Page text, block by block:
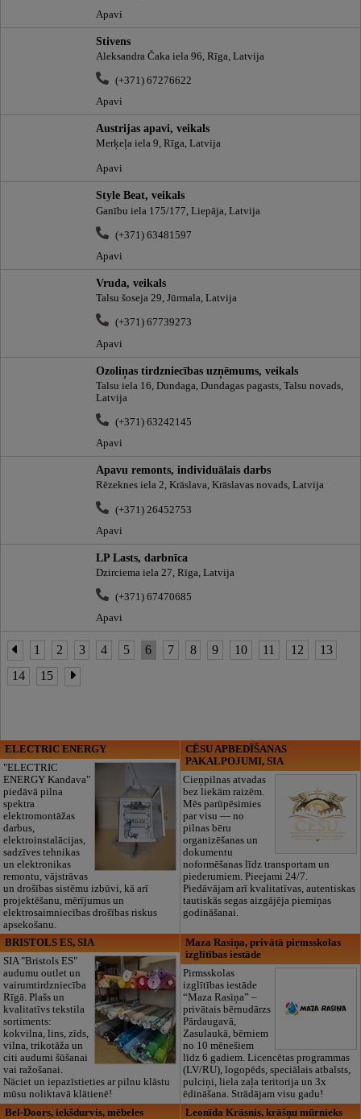
Apavi
Stivens
Aleksandra Čaka iela 96, Rīga, Latvija
(+371) 67276622
Apavi
Austrijas apavi, veikals
Merķeļa iela 9, Rīga, Latvija
Apavi
Style Beat, veikals
Ganību iela 175/177, Liepāja, Latvija
(+371) 63481597
Apavi
Vruda, veikals
Talsu šoseja 29, Jūrmala, Latvija
(+371) 67739273
Apavi
Ozoliņas tirdzniecības uzņēmums, veikals
Talsu iela 16, Dundaga, Dundagas pagasts, Talsu novads,
Latvija
(+371) 63242145
Apavi
Apavu remonts, individuālais darbs
Rēzeknes iela 2, Krāslava, Krāslavas novads, Latvija
(+371) 26452753
Apavi
LP Lasts, darbnīca
Dzirciema iela 27, Rīga, Latvija
(+371) 67470685
Apavi
1 2 3 4 5 6 7 8 9 10 11 12
13
14
15
ELECTRIC ENERGY
"ELECTRIC
ENERGY Kandava"
piedāvā pilna
spektra
elektromontāžas
darbus,
elektroinstalācijas,
sadzīves tehnikas
un elektronikas
remontu, vājstrāvas
un drošības sistēmu izbūvi, kā arī
projektēšanu, mērījumus un
elektrosaimniecības drošības riskus
apsekošanu.
CĒSU APBEDĪŠANAS
PAKALPOJUMI, SIA
Cieņpilnas atvadas
bez liekām raizēm.
Mēs parūpēsimies
par visu — no
pilnas bēru
organizēšanas un
dokumentu
noformēšanas līdz transportam un
piederumiem. Pieejami 24/7.
Piedāvājam arī kvalitatīvas, autentiskas
tautiskās segas aizgājēja piemiņas
godināšanai.
BRISTOLS ES, SIA
SIA "Bristols ES"
audumu outlet un
vairumtirdzniecība
Rīgā. Plašs un
kvalitatīvs tekstila
sortiments:
kokvilna, lins, zīds,
vilna, trikotāža un
citi audumi šūšanai
vai ražošanai.
Nāciet un iepazīstieties ar pilnu klāstu
mūsu noliktavā klātienē!
Maza Rasiņa, privātā pirmsskolas
izglītības iestāde
Pirmsskolas
izglītības iestāde
“Maza Rasiņa” –
privātais bērnudārzs
Pārdaugavā,
Zasulaukā, bērniem
no 10 mēnešiem
līdz 6 gadiem. Licencētas programmas
(LV/RU), logopēds, speciālais atbalsts,
pulciņi, liela zaļa teritorija un 3x
ēdināšana. Strādājam visu gadu!
Bel-Doors, iekšdurvis, mēbeles
Leonīda Krāsnis, krāšņu mūrnieks